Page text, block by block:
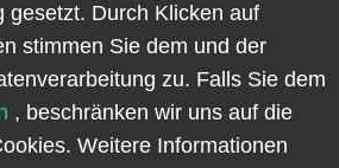
gesetzt. Durch Klicken auf
stimmen Sie dem und der
zu. Falls Sie dem
, beschränken wir uns auf die
Weitere Informationen